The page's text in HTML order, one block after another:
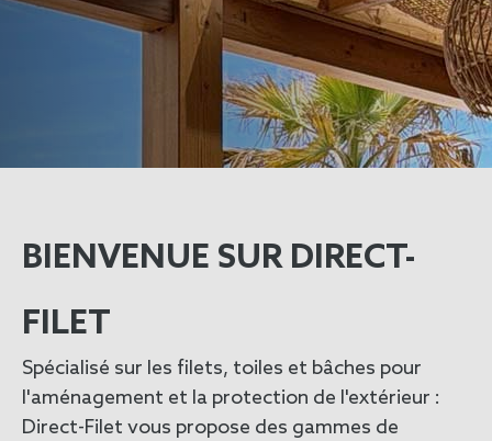
BIENVENUE SUR DIRECT-
FILET
Spécialisé sur les filets, toiles et bâches pour
l'aménagement et la protection de l'extérieur :
Direct-Filet vous propose des gammes de